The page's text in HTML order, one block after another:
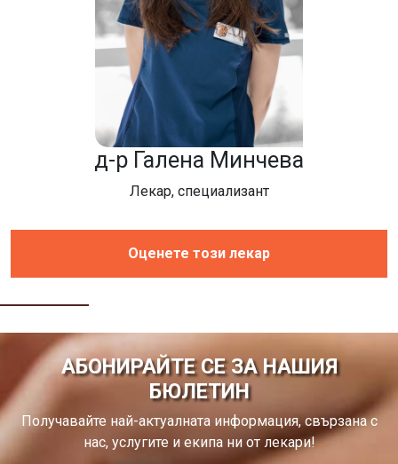
д-р Галена Минчева
Лекар, специализант
Оценете този лекар
АБОНИРАЙТЕ СЕ ЗА НАШИЯ
БЮЛЕТИН
Получавайте най-актуалната информация, свързана с
нас, услугите и екипа ни от лекари!